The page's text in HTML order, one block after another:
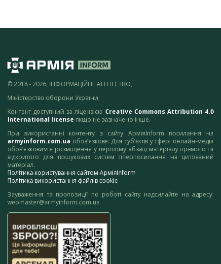
© 2018 - 2026, ІНФОРМАЦІЙНЕ АГЕНТСТВО,
Міністерство оборони України
Контент доступний за ліцензією Creative Commons Attribution 4.0
International license якщо не зазначено інше.
При використанні контенту з сайту АрміяInform посилання на
armyinform.com.ua обов’язкове. Для суб’єктів у сфері онлайн-медіа
обов’язковим є розміщення у першому абзаці матеріалу прямого та
відкритого для пошукових систем гіперпосилання на цитований
матеріал.
Політика користування сайтом АрміяInform
Політика використання файлів cookie
Зауваження та пропозиції по роботі сайту надсилайте на адресу:
webmaster@armyinform.com.ua